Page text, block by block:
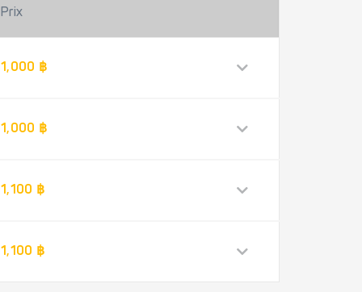
Prix
1,000 ฿
1,000 ฿
1,100 ฿
1,100 ฿